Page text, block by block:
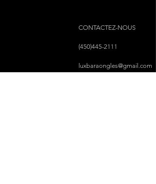
CONTACTEZ-NOUS
(450)445-2111
luxbaraongles@gmail.com